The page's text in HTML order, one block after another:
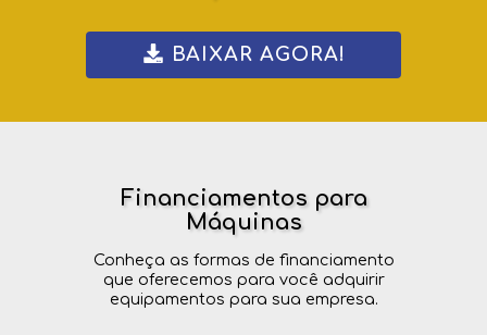
BAIXAR AGORA!
Financiamentos para
Máquinas
Conheça as formas de financiamento
que oferecemos para você adquirir
equipamentos para sua empresa.